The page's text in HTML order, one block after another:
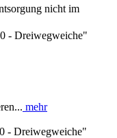
nicht im
- Dreiwegweiche"
mehr
- Dreiwegweiche"